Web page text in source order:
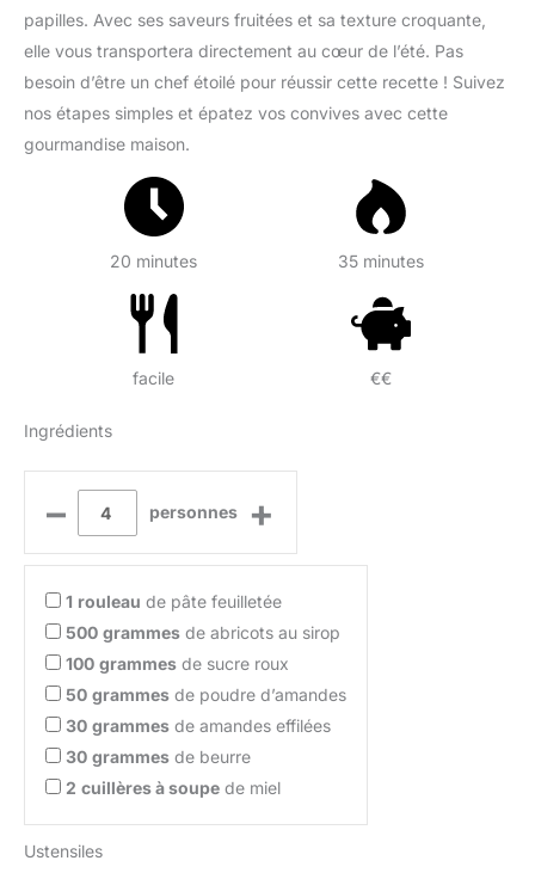
papilles. Avec ses saveurs fruitées et sa texture croquante,
elle vous transportera directement au cœur de l’été. Pas
besoin d’être un chef étoilé pour réussir cette recette ! Suivez
nos étapes simples et épatez vos convives avec cette
gourmandise maison.
20 minutes 35 minutes
facile €€
Ingrédients
– personnes +
1 rouleau de pâte feuilletée
500 grammes de abricots au sirop
100 grammes de sucre roux
50 grammes de poudre d’amandes
30 grammes de amandes effilées
30 grammes de beurre
2 cuillères à soupe de miel
Ustensiles